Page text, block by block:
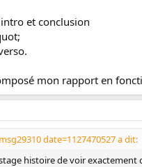
et conclusion
mon rapport en
date=1127470527 a dit:
histoire de voir exactement